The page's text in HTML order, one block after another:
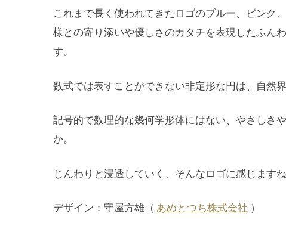
これまで長く使われてきたロゴのブルー、ピンク
様との寄り添いや優しさのカタチを表現したふん
す。
数式では表すことができない非定形な円は、自然
記号的で数理的な幾何学形体にはない、やさしさ
か。
じんわりと浸透していく、そんなロゴに感じますね
デザイン：守屋方雄（ あめとつち株式会社 ）